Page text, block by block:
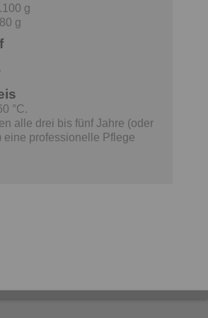
g
g
°C.
alle drei bis fünf Jahre (oder
eine professionelle Pflege